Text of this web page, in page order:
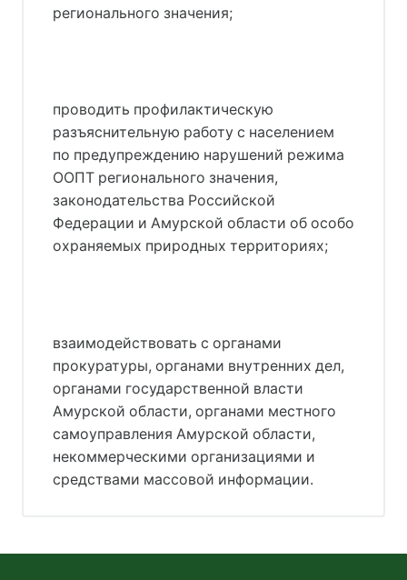
регионального значения;
проводить профилактическую
разъяснительную работу с населением
по предупреждению нарушений режима
ООПТ регионального значения,
законодательства Российской
Федерации и Амурской области об особо
охраняемых природных территориях;
взаимодействовать с органами
прокуратуры, органами внутренних дел,
органами государственной власти
Амурской области, органами местного
самоуправления Амурской области,
некоммерческими организациями и
средствами массовой информации.